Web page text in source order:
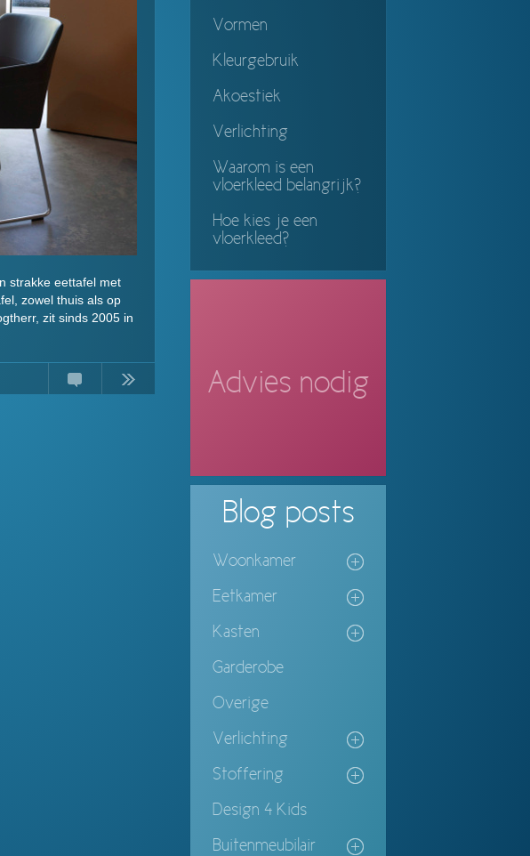
strakke eettafel met
zowel thuis als op
zit sinds 2005 in
Continue
Vormen
Kleurgebruik
Akoestiek
Verlichting
Waarom is een
vloerkleed belangrijk?
Hoe kies je een
vloerkleed?
Advies nodig
Blog posts
Woonkamer
Eetkamer
Kasten
Garderobe
Overige
Verlichting
Stoffering
Design 4 Kids
Buitenmeubilair